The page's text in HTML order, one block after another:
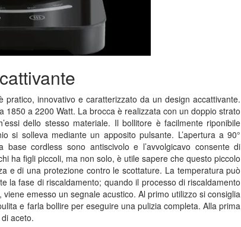
innovativo e caratterizzato da un design accattivante.
a 2200 Watt. La brocca è realizzata con un doppio strato
dello stesso materiale. Il bollitore è facilmente riponibile
si solleva mediante un apposito pulsante. L’apertura a 90°
cordless sono antiscivolo e l’avvolgicavo consente di
ha figli piccoli, ma non solo, è utile sapere che questo piccolo
e di una protezione contro le scottature. La temperatura può
la fase di riscaldamento; quando il processo di riscaldamento
viene emesso un segnale acustico. Al primo utilizzo si consiglia
e farla bollire per eseguire una pulizia completa. Alla prima
aceto.